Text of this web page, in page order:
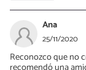
Ana
25/11/2020
Reconozco que no